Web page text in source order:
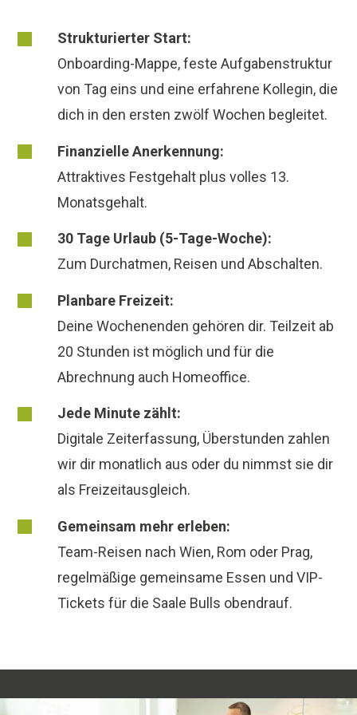
Strukturierter Start:
Onboarding-Mappe, feste Aufgabenstruktur
von Tag eins und eine erfahrene Kollegin, die
dich in den ersten zwölf Wochen begleitet.
Finanzielle Anerkennung:
Attraktives Festgehalt plus volles 13.
Monatsgehalt.
30 Tage Urlaub (5-Tage-Woche):
Zum Durchatmen, Reisen und Abschalten.
Planbare Freizeit:
Deine Wochenenden gehören dir. Teilzeit ab
20 Stunden ist möglich und für die
Abrechnung auch Homeoffice.
Jede Minute zählt:
Digitale Zeiterfassung, Überstunden zahlen
wir dir monatlich aus oder du nimmst sie dir
als Freizeitausgleich.
Gemeinsam mehr erleben:
Team-Reisen nach Wien, Rom oder Prag,
regelmäßige gemeinsame Essen und VIP-
Tickets für die Saale Bulls obendrauf.